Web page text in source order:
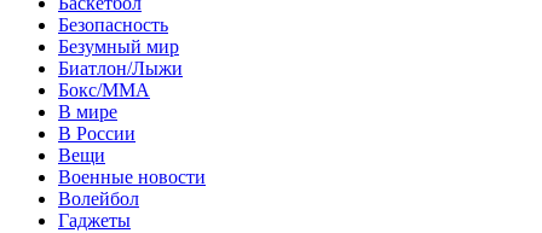
Безопасность
Безумный мир
Биатлон/Лыжи
Бокс/MMA
В мире
В России
Вещи
Военные новости
Волейбол
Гаджеты